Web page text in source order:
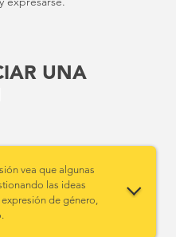
UNA
vea que algunas
las ideas
de género,